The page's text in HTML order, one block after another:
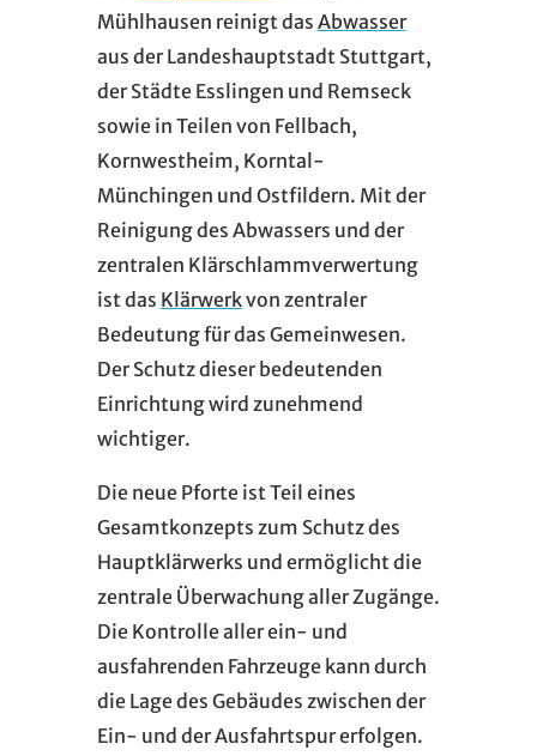
Mühlhausen reinigt das Abwasser
aus der Landeshauptstadt Stuttgart,
der Städte Esslingen und Remseck
sowie in Teilen von Fellbach,
Kornwestheim, Korntal-
Münchingen und Ostfildern. Mit der
Reinigung des Abwassers und der
zentralen Klärschlammverwertung
ist das Klärwerkvon zentraler
Bedeutung für das Gemeinwesen.
Der Schutz dieser bedeutenden
Einrichtung wird zunehmend
wichtiger.
Die neue Pforte ist Teil eines
Gesamtkonzepts zum Schutz des
Hauptklärwerks und ermöglicht die
zentrale Überwachung aller Zugänge.
Die Kontrolle aller ein- und
ausfahrenden Fahrzeuge kann durch
die Lage des Gebäudes zwischen der
Ein- und der Ausfahrtspur erfolgen.